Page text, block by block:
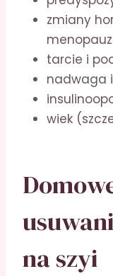
zmiany
tarcie i
nadwaga
wiek
na szyi